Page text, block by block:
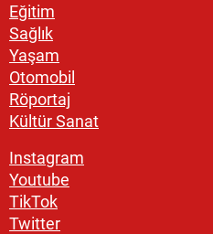
Eğitim
Sağlık
Yaşam
Otomobil
Röportaj
Kültür Sanat
Instagram
Youtube
TikTok
Twitter